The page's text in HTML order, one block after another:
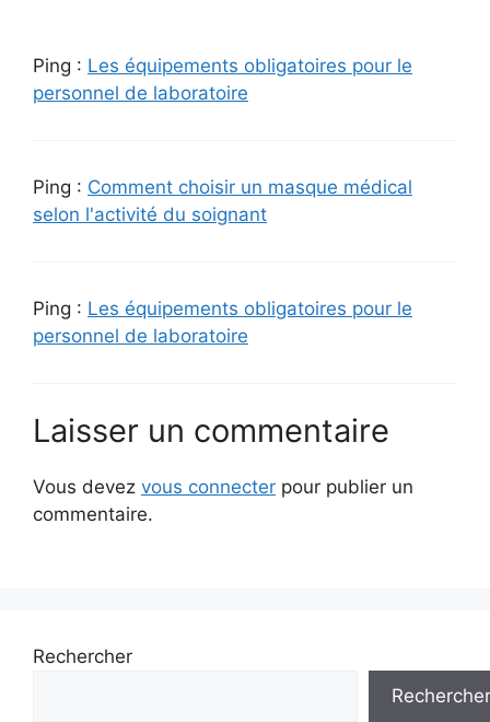
Ping : Les équipements obligatoires pour le
personnel de laboratoire
Ping : Comment choisir un masque médical
selon l'activité du soignant
Ping : Les équipements obligatoires pour le
personnel de laboratoire
Laisser un commentaire
Vous devez vous connecter pour publier un
commentaire.
Rechercher
Rechercher